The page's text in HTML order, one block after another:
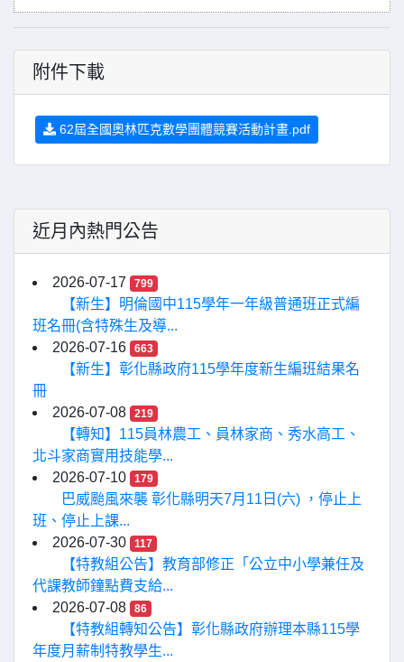
附件下載
62屆全國奧林匹克數學團體競賽活動計畫.pdf
近月內熱門公告
2026-07-17 799
【新生】明倫國中115學年一年級普通班正式編
班名冊(含特殊生及導...
2026-07-16
663
【新生】彰化縣政府115學年度新生編班結果名
冊
2026-07-08
219
【轉知】115員林農工、員林家商、秀水高工、
北斗家商實用技能學...
2026-07-10
179
巴威颱風來襲 彰化縣明天7月11日(六) ，停止上
班、停止上課...
2026-07-30
117
【特教組公告】教育部修正「公立中小學兼任及
代課教師鐘點費支給...
2026-07-08
86
【特教組轉知公告】彰化縣政府辦理本縣115學
年度月薪制特教學生...